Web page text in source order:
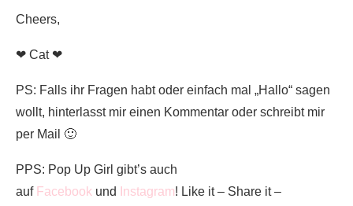
Cheers,
❤ Cat ❤
PS: Falls ihr Fragen habt oder einfach mal „Hallo“ sagen
wollt, hinterlasst mir einen Kommentar oder schreibt mir
per Mail 🙂
PPS: Pop Up Girl gibt’s auch
auf Facebook und Instagram! Like it – Share it –